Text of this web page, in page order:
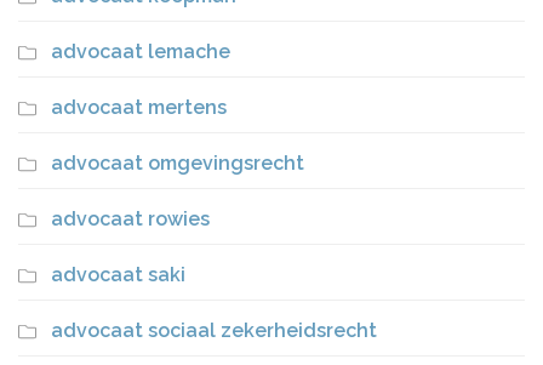
advocaat lemache
advocaat mertens
advocaat omgevingsrecht
advocaat rowies
advocaat saki
advocaat sociaal zekerheidsrecht